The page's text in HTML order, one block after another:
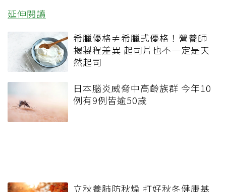
延伸閱讀
希臘優格≠希臘式優格！營養師
揭製程差異 起司片也不一定是天
然起司
日本腦炎威脅中高齡族群 今年10
例有9例皆逾50歲
立秋養肺防秋燥 打好秋冬健康基